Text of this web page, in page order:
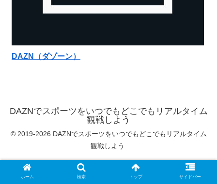
DAZN（ダゾーン）
DAZNでスポーツをいつでもどこでもリアルタイム
観戦しよう
© 2019-2026 DAZNでスポーツをいつでもどこでもリアルタイム
観戦しよう.
ホーム 検索 トップ サイドバー